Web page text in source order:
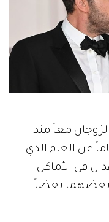
معاً منذ
عن العام الذي
في الأماكن
بعضهما بعضاً